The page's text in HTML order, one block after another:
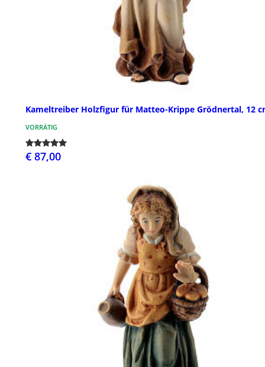
Kameltreiber Holzfigur für Matteo-Krippe Grödnertal, 12
VORRÄTIG
€ 87,00